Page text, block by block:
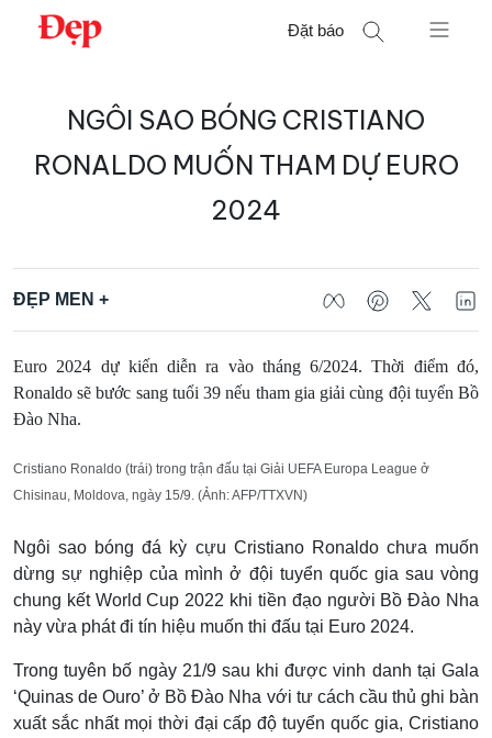
Chuyển
Đặt báo
NGÔI SAO BÓNG CRISTIANO
RONALDO MUỐN THAM DỰ EURO
2024
ĐẸP MEN +
Euro 2024 dự kiến diễn ra vào tháng 6/2024. Thời điểm đó,
Ronaldo sẽ bước sang tuổi 39 nếu tham gia giải cùng đội tuyển Bồ
Đào Nha.
Cristiano Ronaldo (trái) trong trận đấu tại Giải UEFA Europa League ở
Chisinau, Moldova, ngày 15/9. (Ảnh: AFP/TTXVN)
Ngôi sao bóng đá kỳ cựu Cristiano Ronaldo chưa muốn
dừng sự nghiệp của mình ở đội tuyển quốc gia sau vòng
chung kết World Cup 2022 khi tiền đạo người Bồ Đào Nha
này vừa phát đi tín hiệu muốn thi đấu tại Euro 2024.
Trong tuyên bố ngày 21/9 sau khi được vinh danh tại Gala
‘Quinas de Ouro’ ở Bồ Đào Nha với tư cách cầu thủ ghi bàn
xuất sắc nhất mọi thời đại cấp độ tuyển quốc gia, Cristiano